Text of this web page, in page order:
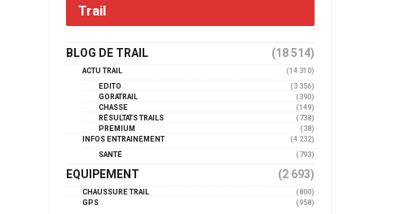
Trail
BLOG DE TRAIL (18 514)
ACTU TRAIL
(14 310)
EDITO
(3 356)
GORATRAIL
(390)
CHASSE
(149)
RÉSULTATS TRAILS
(738)
PREMIUM
(38)
INFOS ENTRAINEMENT
(4 232)
SANTÉ
(793)
EQUIPEMENT (2 693)
CHAUSSURE TRAIL
(800)
GPS
(958)